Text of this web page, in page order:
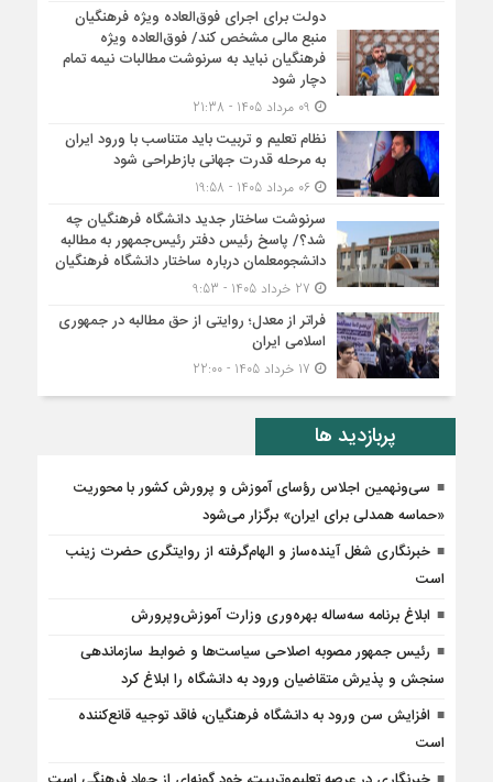
دولت برای اجرای فوق‌العاده ویژه فرهنگیان
منبع مالی مشخص کند/ فوق‌العاده ویژه
فرهنگیان نباید به سرنوشت مطالبات نیمه‌ تمام
دچار شود
نظام تعلیم و تربیت باید متناسب با ورود ایران
به مرحله قدرت جهانی بازطراحی شود
06 مرداد 1405 - 19:58
سرنوشت ساختار جدید دانشگاه فرهنگیان چه
شد؟/ پاسخ رئیس دفتر رئیس‌جمهور به مطالبه
دانشجومعلمان درباره ساختار دانشگاه فرهنگیان
فراتر از معدل؛ روایتی از حق مطالبه در جمهوری
اسلامی ایران
پربازدید ها
سی‌ونهمین اجلاس رؤسای آموزش و پرورش کشور با محوریت
«حماسه همدلی برای ایران» برگزار می‌شود
خبرنگاری شغل آینده‌ساز و الهام‌گرفته از روایتگری حضرت زینب
است
ابلاغ برنامه سه‌ساله بهره‌وری وزارت آموزش‌وپرورش
رئیس جمهور مصوبه اصلاحی سیاست‌ها و ضوابط سازماندهی
سنجش و پذیرش متقاضیان ورود به دانشگاه را ابلاغ کرد
افزایش سن ورود به دانشگاه فرهنگیان، فاقد توجیه قانع‌کننده
است